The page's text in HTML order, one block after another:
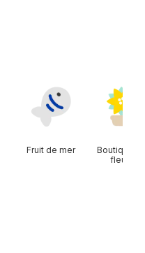
Fruit de mer
Boutique
fleurs